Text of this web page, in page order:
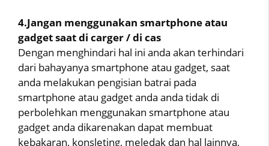
4.Jangan menggunakan smartphone atau
gadget saat di carger / di cas
Dengan menghindari hal ini anda akan terhindari
dari bahayanya smartphone atau gadget, saat
anda melakukan pengisian batrai pada
smartphone atau gadget anda anda tidak di
perbolehkan menggunakan smartphone atau
gadget anda dikarenakan dapat membuat
kebakaran, konsleting, meledak dan hal lainnya,